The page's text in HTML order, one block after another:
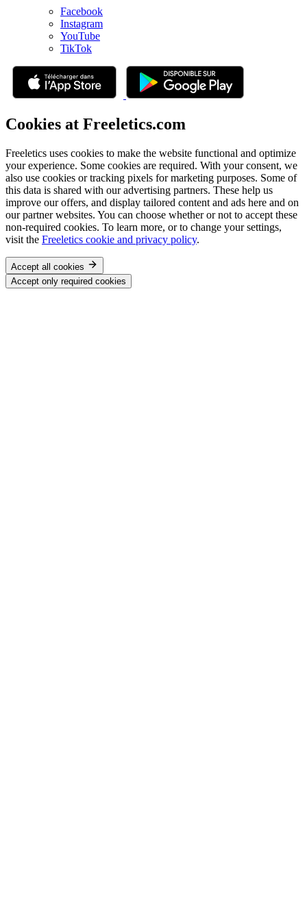
Facebook
Instagram
YouTube
TikTok
Cookies at Freeletics.com
Freeletics uses cookies to make the website functional and optimize
your experience. Some cookies are required. With your consent, we
also use cookies or tracking pixels for marketing purposes. Some of
this data is shared with our advertising partners. These help us
improve our offers, and display tailored content and ads here and on
our partner websites. You can choose whether or not to accept these
non-required cookies. To learn more, or to change your settings,
visit the Freeletics cookie and privacy policy.
Accept all cookies
Accept only required cookies